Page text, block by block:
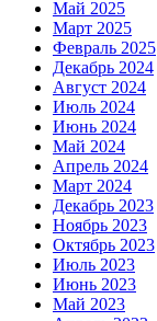
Май 2025
Март 2025
Февраль 2025
Декабрь 2024
Август 2024
Июль 2024
Июнь 2024
Май 2024
Апрель 2024
Март 2024
Декабрь 2023
Ноябрь 2023
Октябрь 2023
Июль 2023
Июнь 2023
Май 2023